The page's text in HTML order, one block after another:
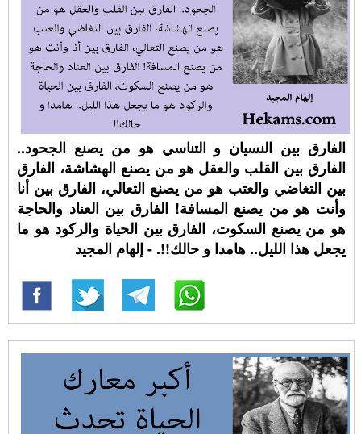
الفارق بين النسيان و التناسي هو من يصنع الجحود..
الفارق بين القلب والعقل هو من يصنع الهشاشة، الفارق
بين التغاضي والعتب هو من يصنع التعالي، الفارق بين أنا
وأنت هو من يصنع المسافة! الفارق بين العناد والحاجة
هو من يصنع السكوت، الفارق بين الحياة والركود هو ما
يجعل هذا الليل.. هامدا و حالك!!. - إلهام المجيد